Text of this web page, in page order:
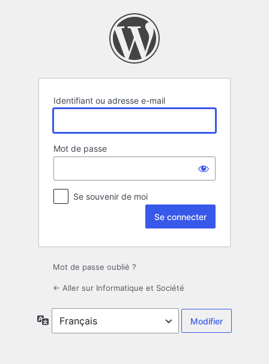
Identifiant ou adresse e-mail
Mot de passe
Se souvenir de moi
Mot de passe oublié ?
← Aller sur Informatique et Société
Langue